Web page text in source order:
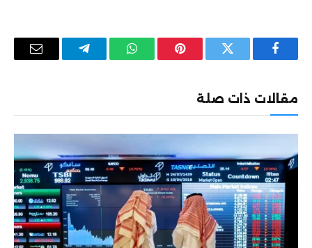
فيسبوك تويتر بينتيريستواتساب تيلقرام
البريد
مقالات ذات صلة